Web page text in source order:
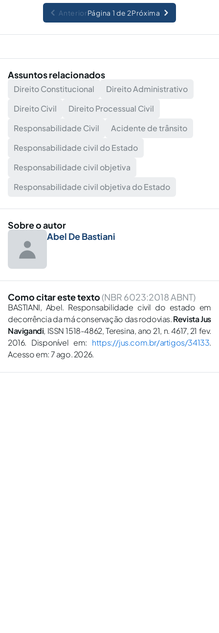
AnteriorPágina 1 de 2Próxima
Assuntos relacionados
Direito Constitucional
Direito Administrativo
Direito Civil
Direito Processual Civil
Responsabilidade Civil
Acidente de trânsito
Responsabilidade civil do Estado
Responsabilidade civil objetiva
Responsabilidade civil objetiva do Estado
Sobre o autor
Abel De Bastiani
Como citar este texto (NBR 6023:2018 ABNT)
BASTIANI, Abel. Responsabilidade civil do estado em
decorrência da má conservação das rodovias.Revista Jus
Navigandi, ISSN 1518-4862, Teresina, ano 21, n. 4617, 21 fev.
2016. Disponível em: https://jus.com.br/artigos/34133.
Acesso em: 7 ago. 2026.